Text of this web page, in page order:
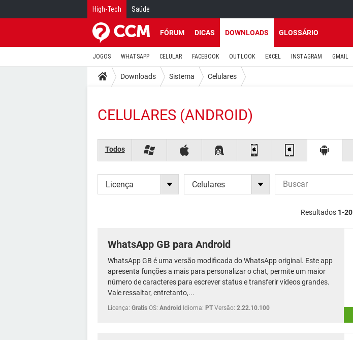
High-Tech Saúde
FÓRUM DICAS DOWNLOADS GLOSSÁRIO
JOGOS WHATSAPP CELULAR FACEBOOK OUTLOOK EXCEL INSTAGRAM GMAIL
Downloads Sistema Celulares
CELULARES (ANDROID)
Todos
Licença Celulares
Resultados 1-20
WhatsApp GB para Android
WhatsApp GB é uma versão modificada do WhatsApp original. Este app
apresenta funções a mais para personalizar o chat, permite um maior
número de caracteres para escrever status e transferir vídeos grandes.
Vale ressaltar, entretanto,...
Licença: Gratis OS: Android Idioma: PT Versão: 2.22.10.100